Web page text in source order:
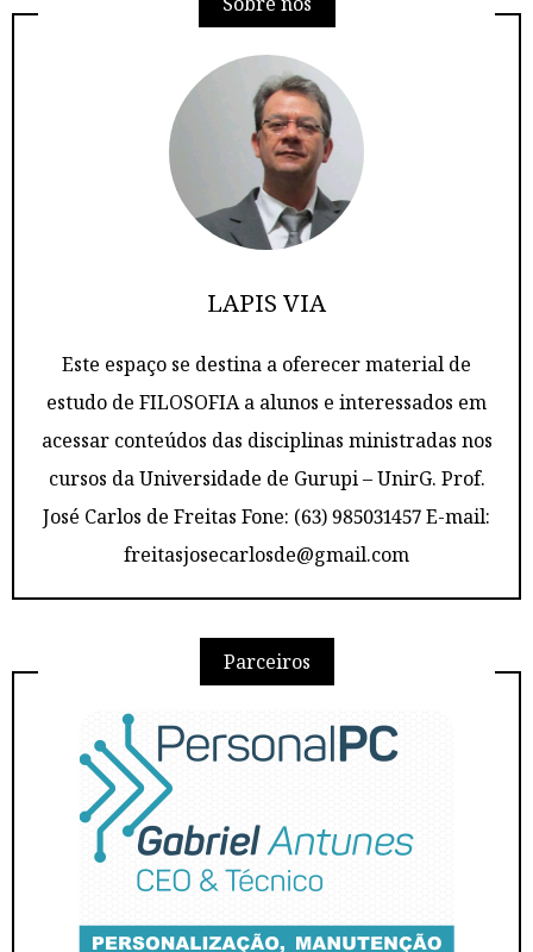
LAPIS VIA
Este espaço se destina a oferecer material de
estudo de FILOSOFIA a alunos e interessados em
acessar conteúdos das disciplinas ministradas nos
cursos da Universidade de Gurupi – UnirG. Prof.
José Carlos de Freitas Fone: (63) 985031457 E-mail:
freitasjosecarlosde@gmail.com
Parceiros